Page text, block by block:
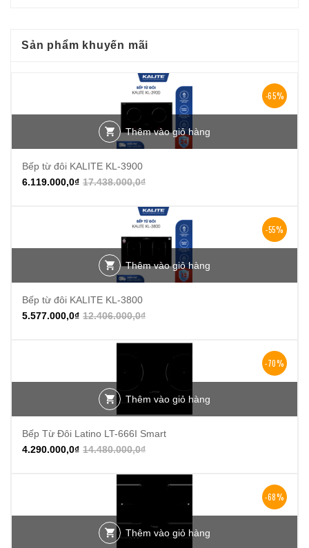
Sản phẩm khuyến mãi
-65%
Thêm vào giỏ hàng
Bếp từ đôi KALITE KL-3900
17.438.000,0₫
6.119.000,0₫
-55%
Thêm vào giỏ hàng
Bếp từ đôi KALITE KL-3800
12.406.000,0₫
5.577.000,0₫
-70%
Thêm vào giỏ hàng
Bếp Từ Đôi Latino LT-666I Smart
14.480.000,0₫
4.290.000,0₫
-68%
Thêm vào giỏ hàng